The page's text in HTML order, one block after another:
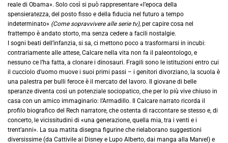
reale di Obama». Solo così si può rappresentare «l’epoca della
spensieratezza, del posto fisso e della fiducia nel futuro a tempo
indeterminato» (Come sopravvivere alle serie tv), per capire cosa nel
frattempo è andato storto, ma senza cedere a facili nostalgie.
I sogni beati dell’infanzia, si sa, ci mettono poco a trasformarsi in incubi:
contrariamente alle attese, Calcare nella vita non fa il paleontologo, e
nessuno ce l’ha fatta, a clonare i dinosauri. Fragili sono le istituzioni entro cui
il cucciolo d’uomo muove i suoi primi passi – i genitori divorziano, la scuola è
una palestra per bulli feroce è il mercato del lavoro. Il giovane di belle
speranze diventa così un potenziale sociopatico, che per lo più vive chiuso in
casa con un amico immaginario: l’Armadillo. Il Calcare narrato ricorda il
profilo biografico del Rech narratore, che ostenta di raccontare se stesso e, di
concerto, le vicissitudini di «una generazione, quella mia, tra i venti e i
trent’anni». La sua matita disegna figurine che rielaborano suggestioni
diversissime (da Cattivile ai Disney e Lupo Alberto, dai manga alla Marvel) e